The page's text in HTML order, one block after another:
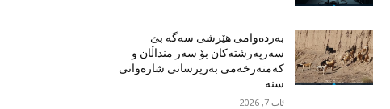
بەردەوامی هێرشی سەگە بێ
سەرپەرشتەکان بۆ سەر منداڵان و
کەمتەرخەمی بەرپرسانی شارەوانی
سنە
ئاب 7, 2026